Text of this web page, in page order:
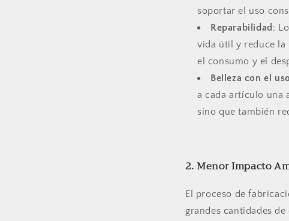
soportar el uso
Reparabilidad :
vida útil y reduce la
el consumo y el
Belleza con el uso
a cada artículo una
sino que también
2. Menor Impacto
El proceso de
grandes cantidades